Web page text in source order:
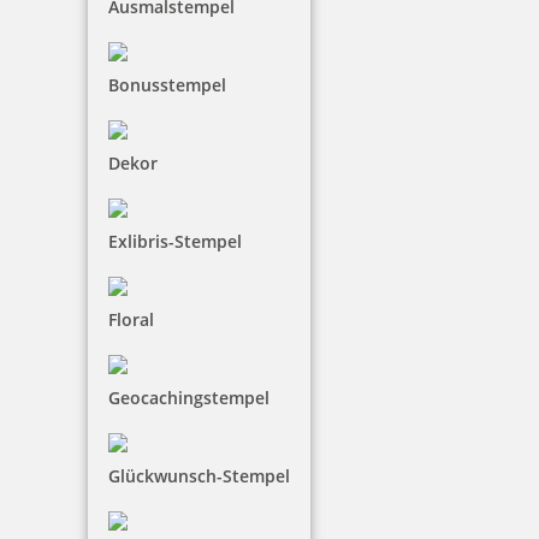
Ausmalstempel
Bonusstempel
Dekor
Exlibris-Stempel
Floral
Geocachingstempel
Glückwunsch-Stempel
Trodat Printy 4850/L7 Datumstempel GEBUCHT 24 x 4 mm
Trodat Printy 4850/L9 Datumstempel GEFAXT 24 x 4 mm